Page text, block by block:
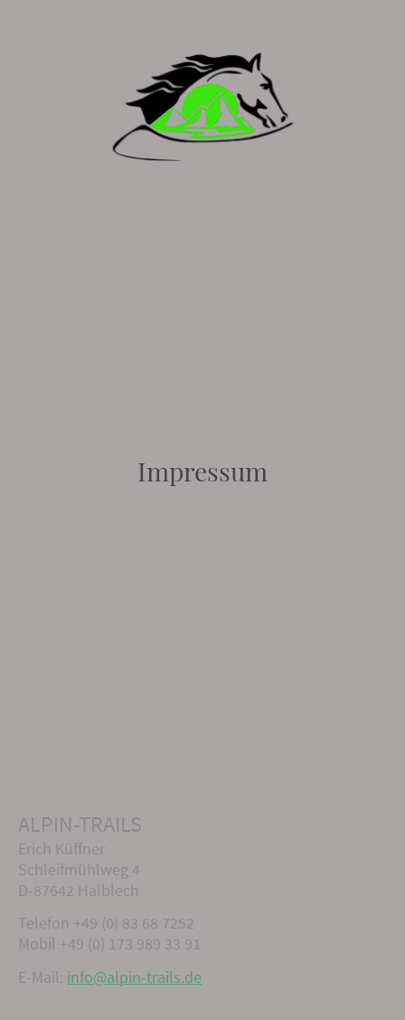
Impressum
ALPIN-TRAILS
Erich Küffner
Schleifmühlweg 4
D-87642 Halblech
Telefon +49 (0) 83 68 7252
Mobil +49 (0) 173 989 33 91
E-Mail: info@alpin-trails.de